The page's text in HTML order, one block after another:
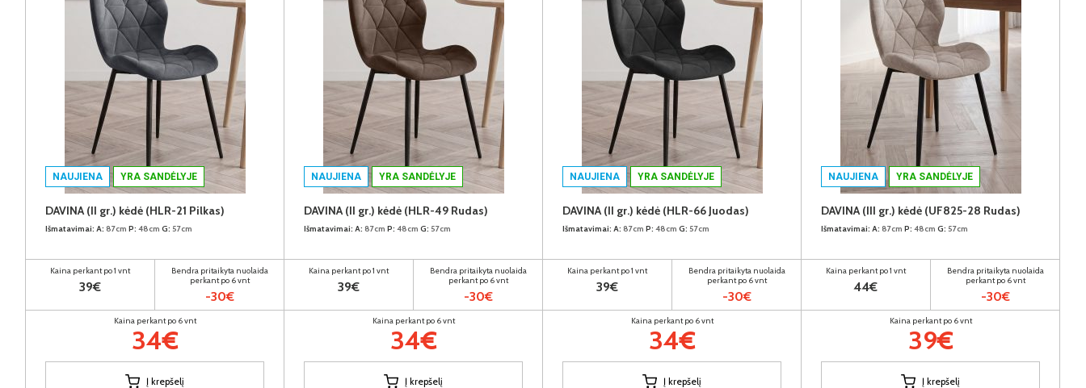
NAUJIENA YRA SANDĖLYJE
DAVINA (II gr.) kėdė (HLR-21 Pilkas)
Išmatavimai: A: 87cm P: 48cm G: 57cm
Kaina perkant po 1 vnt
39€
Bendra pritaikyta nuolaida
perkant po 6 vnt
-30€
Kaina perkant po 6 vnt
34€
Į krepšelį
NAUJIENA YRA SANDĖLYJE
DAVINA (II gr.) kėdė (HLR-49 Rudas)
Išmatavimai: A: 87cm P: 48cm G: 57cm
Kaina perkant po 1 vnt
39€
Bendra pritaikyta nuolaida
perkant po 6 vnt
-30€
Kaina perkant po 6 vnt
34€
Į krepšelį
NAUJIENA YRA SANDĖLYJE
DAVINA (II gr.) kėdė (HLR-66 Juodas)
Išmatavimai: A: 87cm P: 48cm G: 57cm
Kaina perkant po 1 vnt
39€
Bendra pritaikyta nuolaida
perkant po 6 vnt
-30€
Kaina perkant po 6 vnt
34€
Į krepšelį
NAUJIENA YRA SANDĖLYJE
DAVINA (III gr.) kėdė (UF825-28 Rudas)
Išmatavimai: A: 87cm P: 48cm G: 57cm
Kaina perkant po 1 vnt
44€
Bendra pritaikyta nuolaida
perkant po 6 vnt
-30€
Kaina perkant po 6 vnt
39€
Į krepšelį